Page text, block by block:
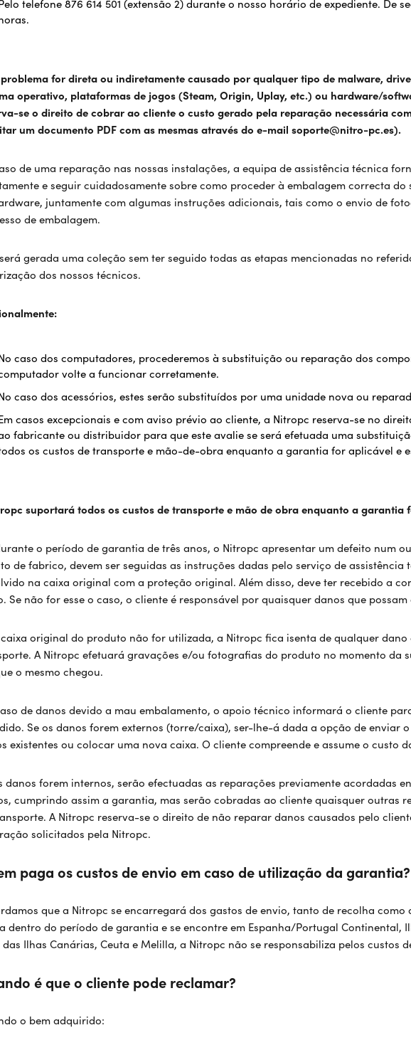
telefone 876 614 501 (extensão 2) durante o nosso horário de expediente. De
for direta ou indiretamente causado por qualquer tipo de malware,
operativo, plataformas de jogos (Steam, Origin, Uplay, etc.) ou hardware/
se o direito de cobrar ao cliente o custo gerado pela reparação necessária
um documento PDF com as mesmas através do e-mail soporte@nitro-pc.es).
de uma reparação nas nossas instalações, a equipa de assistência técnica
e seguir cuidadosamente sobre como proceder à embalagem correcta
juntamente com algumas instruções adicionais, tais como o envio de
de embalagem.
gerada uma coleção sem ter seguido todas as etapas mencionadas no
dos nossos técnicos.
caso dos computadores, procederemos à substituição ou reparação dos
volte a funcionar corretamente.
caso dos acessórios, estes serão substituídos por uma unidade nova ou
casos excepcionais e com aviso prévio ao cliente, a Nitropc reserva-se no
fabricante ou distribuidor para que este avalie se será efetuada uma
os custos de transporte e mão-de-obra enquanto a garantia for aplicável e
suportará todos os custos de transporte e mão de obra enquanto a garantia
o período de garantia de três anos, o Nitropc apresentar um defeito num
de fabrico, devem ser seguidas as instruções dadas pelo serviço de
na caixa original com a proteção original. Além disso, deve ter recebido a
Se não for esse o caso, o cliente é responsável por quaisquer danos que
caixa original do produto não for utilizada, a Nitropc fica isenta de qualquer
A Nitropc efetuará gravações e/ou fotografias do produto no momento da
o mesmo chegou.
de danos devido a mau embalamento, o apoio técnico informará o cliente
Se os danos forem externos (torre/caixa), ser-lhe-á dada a opção de enviar
existentes ou colocar uma nova caixa. O cliente compreende e assume o custo
danos forem internos, serão efectuadas as reparações previamente acordadas
cumprindo assim a garantia, mas serão cobradas ao cliente quaisquer outras
A Nitropc reserva-se o direito de não reparar danos causados pelo
solicitados pela Nitropc.
paga os custos de envio em caso de utilização da garantia?
que a Nitropc se encarregará dos gastos de envio, tanto de recolha
dentro do período de garantia e se encontre em Espanha/Portugal Continental,
das Ilhas Canárias, Ceuta e Melilla, a Nitropc não se responsabiliza pelos custos
é que o cliente pode reclamar?
o bem adquirido: